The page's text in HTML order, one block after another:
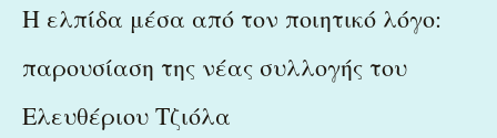
Η ελπίδα μέσα από τον ποιητικό λόγο:
παρουσίαση της νέας συλλογής του
Ελευθέριου Τζιόλα